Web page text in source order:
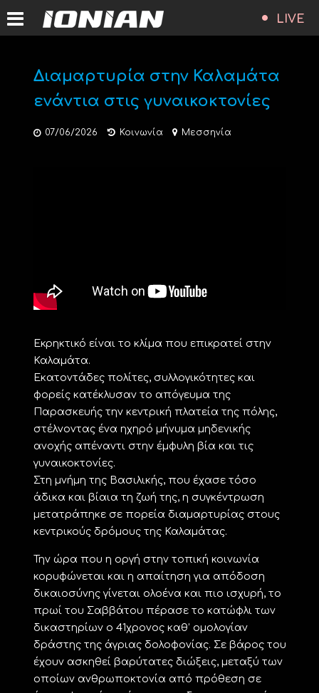
LIVE
Διαμαρτυρία στην Καλαμάτα
ενάντια στις γυναικοκτονίες
07/06/2026 Κοινωνία Μεσσηνία
Εκρηκτικό είναι το κλίμα που επικρατεί στην
Καλαμάτα.
Εκατοντάδες πολίτες, συλλογικότητες και
φορείς κατέκλυσαν το απόγευμα της
Παρασκευής την κεντρική πλατεία της πόλης,
στέλνοντας ένα ηχηρό μήνυμα μηδενικής
ανοχής απέναντι στην έμφυλη βία και τις
γυναικοκτονίες.
Στη μνήμη της Βασιλικής, που έχασε τόσο
άδικα και βίαια τη ζωή της, η συγκέντρωση
μετατράπηκε σε πορεία διαμαρτυρίας στους
κεντρικούς δρόμους της Καλαμάτας.
Την ώρα που η οργή στην τοπική κοινωνία
κορυφώνεται και η απαίτηση για απόδοση
δικαιοσύνης γίνεται ολοένα και πιο ισχυρή, το
πρωί του Σαββάτου πέρασε το κατώφλι των
δικαστηρίων ο 41χρονος καθ’ ομολογίαν
δράστης της άγριας δολοφονίας. Σε βάρος του
έχουν ασκηθεί βαρύτατες διώξεις, μεταξύ των
οποίων ανθρωποκτονία από πρόθεση σε